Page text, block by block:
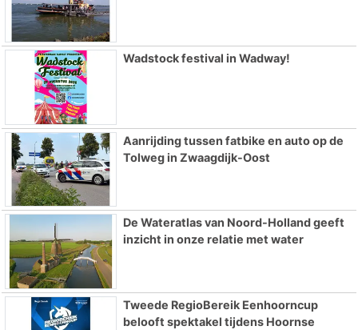
Wadstock festival in Wadway!
Aanrijding tussen fatbike en auto op de
Tolweg in Zwaagdijk-Oost
De Wateratlas van Noord-Holland geeft
inzicht in onze relatie met water
Tweede RegioBereik Eenhoorncup
belooft spektakel tijdens Hoornse